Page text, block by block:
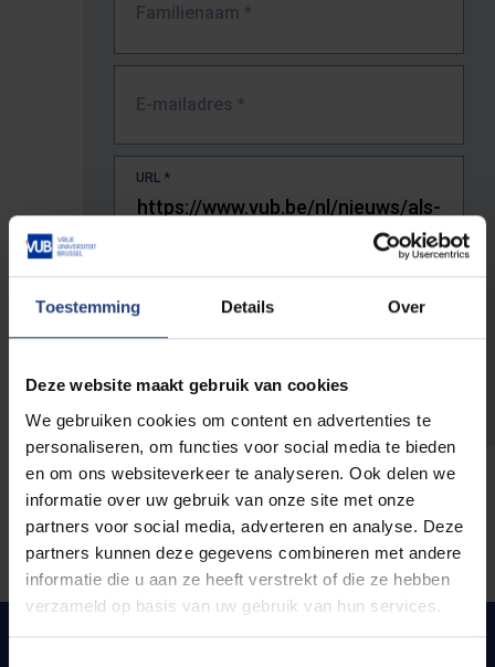
Toestemming Details Over
Deze website maakt gebruik van cookies
We gebruiken cookies om content en advertenties te
personaliseren, om functies voor social media te bieden
en om ons websiteverkeer te analyseren. Ook delen we
informatie over uw gebruik van onze site met onze
partners voor social media, adverteren en analyse. Deze
partners kunnen deze gegevens combineren met andere
informatie die u aan ze heeft verstrekt of die ze hebben
verzameld op basis van uw gebruik van hun services.
Familienaam *
E-mailadres *
URL *
De volledige URL van de pagina waar je de fout zag.